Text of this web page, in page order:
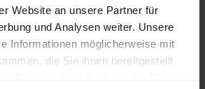
Website an unsere Partner für
und Analysen weiter. Unsere
Informationen möglicherweise mit
die Sie ihnen bereitgestellt
Ware Sackware
für Holzpellets in Deutschland
auf unsererPelletspreise-Seite
nachvollziehen.